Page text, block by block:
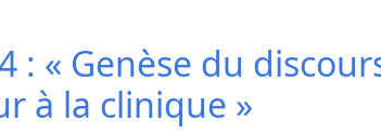
: « Genèse du
à la clinique »